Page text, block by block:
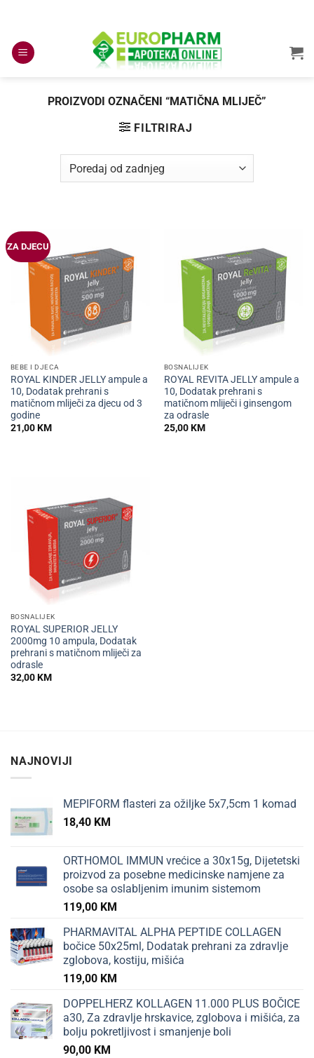
content
PROIZVODI OZNAČENI “MATIČNA MLIJEČ”
FILTRIRAJ
ZA DJECU
BEBE I DJECA
ROYAL KINDER JELLY ampule a
10, Dodatak prehrani s
matičnom mliječi za djecu od 3
godine
21,00KM
BOSNALIJEK
ROYAL REVITA JELLY ampule a
10, Dodatak prehrani s
matičnom mliječi i ginsengom
za odrasle
25,00KM
BOSNALIJEK
ROYAL SUPERIOR JELLY
2000mg 10 ampula, Dodatak
prehrani s matičnom mliječi za
odrasle
32,00KM
NAJNOVIJI
MEPIFORM flasteri za ožiljke 5x7,5cm 1 komad
18,40 KM
ORTHOMOL IMMUN vrećice a 30x15g, Dijetetski
proizvod za posebne medicinske namjene za
osobe sa oslabljenim imunim sistemom
119,00 KM
PHARMAVITAL ALPHA PEPTIDE COLLAGEN
bočice 50x25ml, Dodatak prehrani za zdravlje
zglobova, kostiju, mišića
119,00 KM
DOPPELHERZ KOLLAGEN 11.000 PLUS BOČICE
a30, Za zdravlje hrskavice, zglobova i mišića, za
bolju pokretljivost i smanjenje boli
90,00 KM